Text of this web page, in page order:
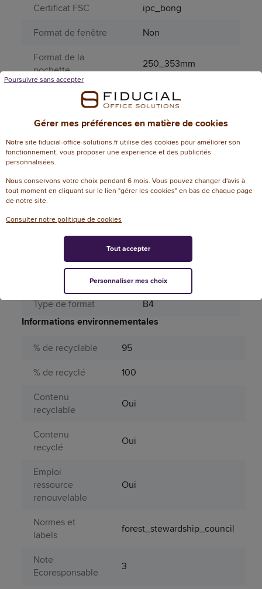
Certificat FSC
ipc_bong
Format de fenêtre
Non
Format de la
pochette
250_353mm
120
Matière principale
Bois, Papier, Carton
Page catalogue
année N
682
Pourcentage FSC
RECYCLE 100%
Produit dangereux
30 mm
Type de fermeture
Bande siliconée
Type de format
B4
Informations environnementales
% de recyclable
95
% de recyclé
100
Contenu
recyclable
Oui
Contenu
recyclé
Oui
Emploi
ressource
renouvelable
Oui
Normes et
labels
forest_stewardship_council
Note
Ecoresponsable
3
Gérer mes préférences en matière de cookies
Notre site fiducial-office-solutions.fr utilise des cookies pour améliorer son
fonctionnement, vous proposer une experience et des publicités
personnalisées.
Nous conservons votre choix pendant 6 mois. Vous pouvez changer d'avis à
tout moment en cliquant sur le lien "gérer les cookies" en bas de chaque page
de notre site.
Consulter notre politique de cookies
Poursuivre sans accepter
Personnaliser mes choix
Tout accepter